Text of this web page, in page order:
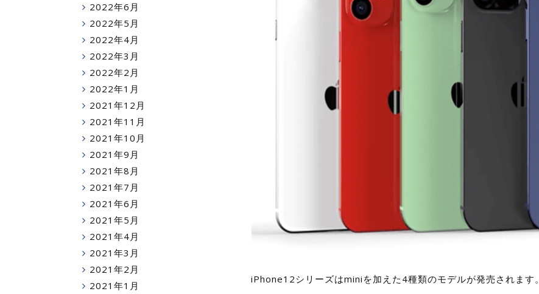
iPhone12シリーズはminiを加えた4種類のモデルが発売されます。
2022年6月
2022年5月
2022年4月
2022年3月
2022年2月
2022年1月
2021年12月
2021年11月
2021年10月
2021年9月
2021年8月
2021年7月
2021年6月
2021年5月
2021年4月
2021年3月
2021年2月
2021年1月